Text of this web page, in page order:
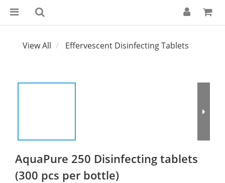
View All Effervescent Disinfecting Tablets
AquaPure 250 Disinfecting tablets
(300 pcs per bottle)